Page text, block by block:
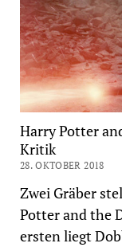
Harry Potter
Kritik
28. OKTOBER 2018
Zwei Gräber
Potter and the
ersten liegt